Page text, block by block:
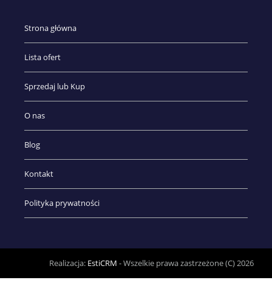
Strona główna
Lista ofert
Sprzedaj lub Kup
O nas
Blog
Kontakt
Polityka prywatności
Realizacja: EstiCRM - Wszelkie prawa zastrzeżone (C) 2026